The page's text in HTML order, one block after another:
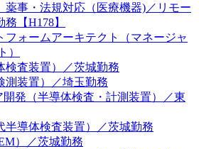
薬事・法規対応（医療機器)／リモー
務【H178】
フォームアーキテクト（マネージャ
）
検査装置）／茨城勤務
測装置）／埼玉勤務
発（半導体検査・計測装置）／東
半導体検査装置）／茨城勤務
）／茨城勤務